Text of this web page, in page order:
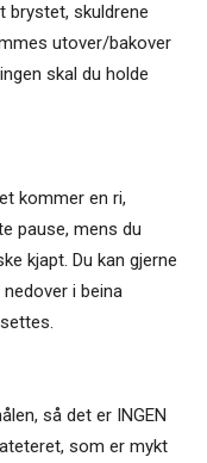
brystet, skuldrene
utover/bakover
skal du holde
kommer en ri,
pause, mens du
kjapt. Du kan gjerne
i beina
så det er INGEN
som er mykt